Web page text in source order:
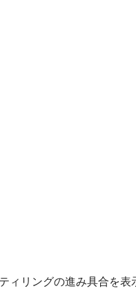
リングの進み具合を表